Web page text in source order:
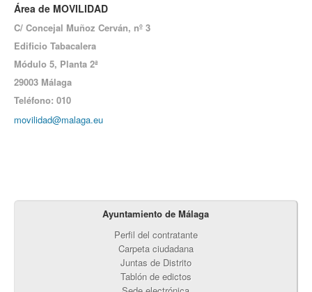
Área de MOVILIDAD
C/ Concejal Muñoz Cerván, nº 3
Edificio Tabacalera
Módulo 5, Planta 2ª
29003 Málaga
Teléfono: 010
movilidad@malaga.eu
Ayuntamiento de Málaga
Perfil del contratante
Carpeta ciudadana
Juntas de Distrito
Tablón de edictos